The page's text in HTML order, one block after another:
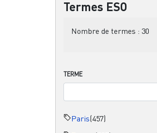
Termes ESO
Nombre de termes : 30
TERME
Paris(457)